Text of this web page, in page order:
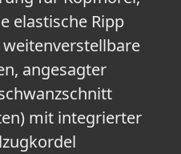
elastische Ripp
angesagter
mit integrierter